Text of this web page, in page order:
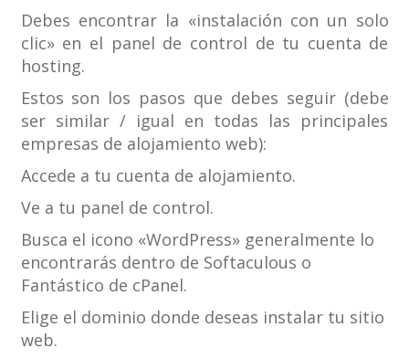
Debes encontrar la «instalación con un solo
clic» en el panel de control de tu cuenta de
hosting.
Estos son los pasos que debes seguir (debe
ser similar / igual en todas las principales
empresas de alojamiento web):
Accede a tu cuenta de alojamiento.
Ve a tu panel de control.
Busca el icono «WordPress» generalmente lo
encontrarás dentro de Softaculous o
Fantástico de cPanel.
Elige el dominio donde deseas instalar tu sitio
web.